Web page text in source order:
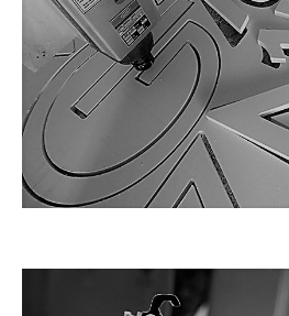
SERVIÇOS PERSONALIZADOS